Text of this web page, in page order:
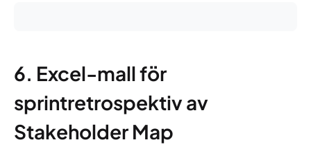
6. Excel-mall för
sprintretrospektiv av
Stakeholder Map